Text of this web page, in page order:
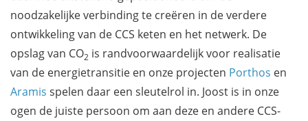
noodzakelijke verbinding te creëren in de verdere
ontwikkeling van de CCS keten en het netwerk. De
opslag van CO2 is randvoorwaardelijk voor realisatie
van de energietransitie en onze projecten Porthos en
Aramis spelen daar een sleutelrol in. Joost is in onze
ogen de juiste persoon om aan deze en andere CCS-